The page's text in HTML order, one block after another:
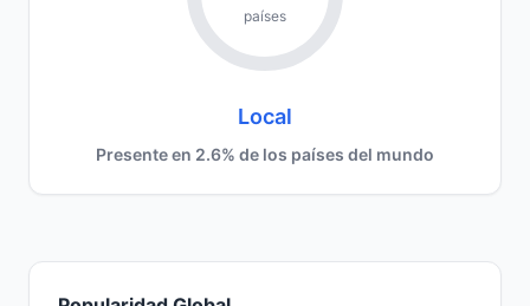
países
Local
Presente en 2.6% de los países del mundo